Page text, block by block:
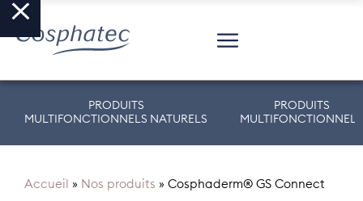
PRODUITS
MULTIFONCTIONNELS NATURELS
PRODUITS
MULTIFONCTIONNELS
Accueil » Nos produits » Cosphaderm® GS Connect